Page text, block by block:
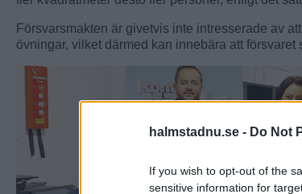
halmstadnu.se - Do Not
If you wish to opt-out of the
sensitive information for
Försvarsmakten är givetvis inte intresserade av
övningar, vilket därmed kan innebära att försvaret